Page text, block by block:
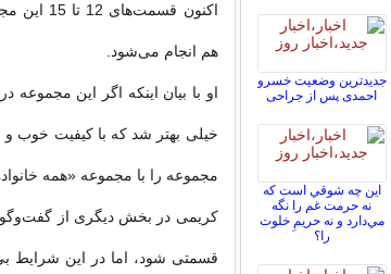
اکنون
هم انجام می‌شود.
او با بیان اینکه اگر این
خیلی بهتر شد که با کیفیت خوب و
مجموعه را با مجموعه «همه
جدیدترین وضعیت خسرو
احمدی پس از جراحی
اين چه شوقي است كه
نه حرمت غم را نگه
مي‌دارد و نه حريمِ خلوت
را؟